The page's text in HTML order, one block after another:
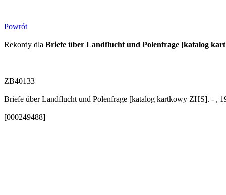
Powrót
Rekordy dla Briefe über Landflucht und Polenfrage [katalog
ZB40133
Briefe über Landflucht und Polenfrage [katalog kartkowy ZHS]. - ,
[000249488]